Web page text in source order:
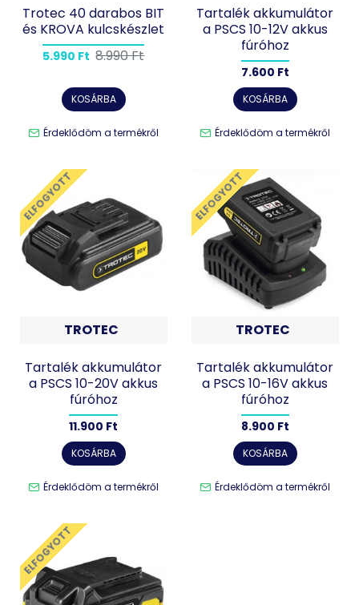
Trotec 40 darabos BIT
és KROVA kulcskészlet
5.990 Ft 8.990 Ft
KOSÁRBA
Érdeklődöm a termékről
Tartalék akkumulátor
a PSCS 10-12V akkus
fúróhoz
7.600 Ft
KOSÁRBA
Érdeklődöm a termékről
ELFOGYOTT
TROTEC
Tartalék akkumulátor
a PSCS 10-20V akkus
fúróhoz
11.900 Ft
KOSÁRBA
Érdeklődöm a termékről
ELFOGYOTT
TROTEC
Tartalék akkumulátor
a PSCS 10-16V akkus
fúróhoz
8.900 Ft
KOSÁRBA
Érdeklődöm a termékről
ELFOGYOTT